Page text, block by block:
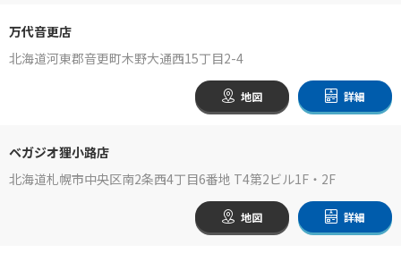
万代音更店
北海道河東郡音更町木野大通西15丁目2-4
地図 詳細
ベガジオ狸小路店
北海道札幌市中央区南2条西4丁目6番地 T4第2ビル1F・2F
地図 詳細